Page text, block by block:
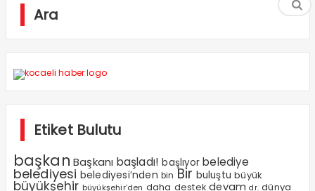
Ara
Etiket Bulutu
başkan Başkanı başladı! başlıyor belediye
belediyesi belediyesi’nden bin Bir buluştu büyük
büyükşehir büyükşehir’den daha destek devam dr. dünya